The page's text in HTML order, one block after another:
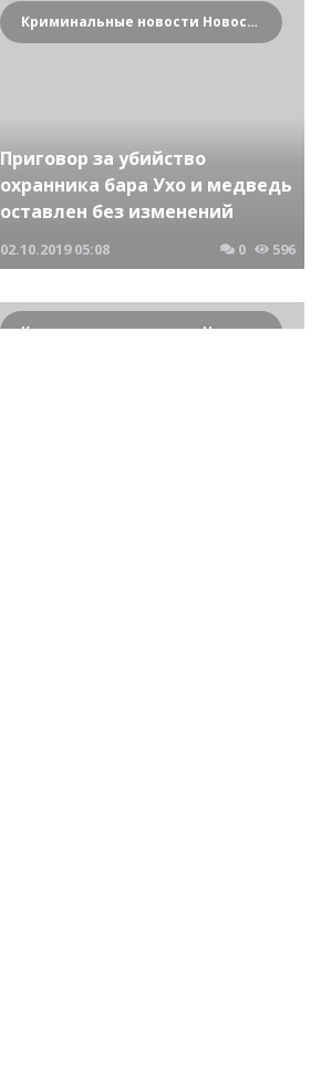
Криминальные новости Новосибирска и Сибирского региона
Приговор за убийство
охранника бара Ухо и медведь
оставлен без изменений
02.10.201905:08 0 596
Криминальные новости Новосибирска и Сибирского региона